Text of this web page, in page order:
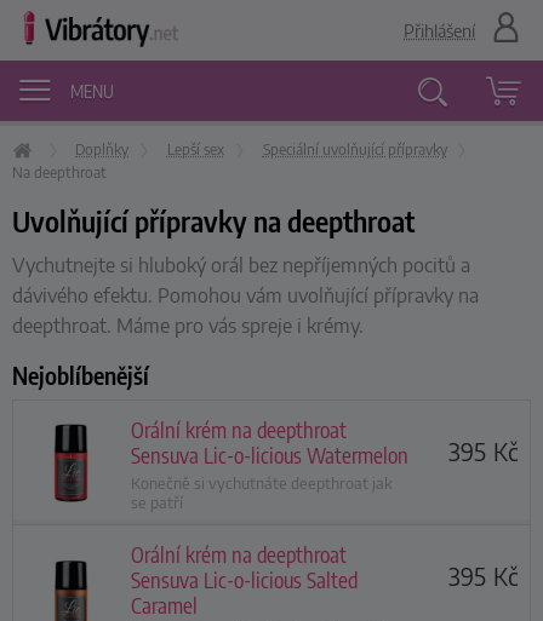
MENU
Vyhledávání
Přihlášení
Doplňky Lepší sex
Speciální uvolňující přípravky
Na deepthroat
Uvolňující přípravky na deepthroat
Vychutnejte si hluboký orál bez nepříjemných pocitů a
dávivého efektu. Pomohou vám uvolňující přípravky na
deepthroat. Máme pro vás spreje i krémy.
Nejoblíbenější
Orální krém na deepthroat
Sensuva Lic-o-licious Watermelon
Konečně si vychutnáte deepthroat jak
se patří
395 Kč
Orální krém na deepthroat
Sensuva Lic-o-licious Salted
Caramel
395 Kč